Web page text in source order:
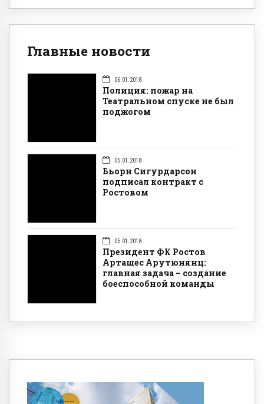
Главные новости
06.01.2018
Полиция: пожар на
Театральном спуске не был
поджогом
05.01.2018
Бьорн Сигурдарсон
подписал контракт с
Ростовом
05.01.2018
Президент ФК Ростов
Арташес Арутюнянц:
главная задача – создание
боеспособной команды